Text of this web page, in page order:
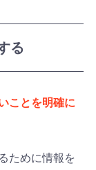
る
ことを明確に
ために情報を